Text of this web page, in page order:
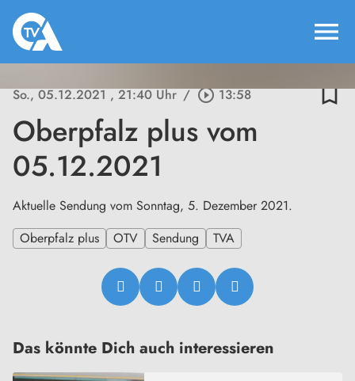
menu
So., 05.12.2021, 21:40 Uhr / play_circle_outline13:58 bookmark_border
Oberpfalz plus vom
05.12.2021
Aktuelle Sendung vom Sonntag, 5. Dezember 2021.
Oberpfalz plus
OTV Sendung TVA
Das könnte Dich auch interessieren